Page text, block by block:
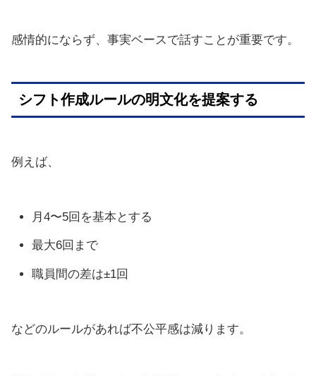
感情的にならず、事実ベースで話すことが重要です。
シフト作成ルールの明文化を提案する
例えば、
月4〜5回を基本とする
最大6回まで
職員間の差は±1回
などのルールがあれば不公平感は減ります。